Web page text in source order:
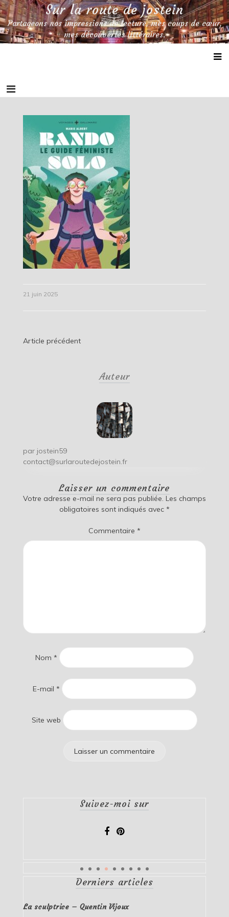
Skip
to
content
Sur la route de jostein
Partageons nos impressions de lecture, mes coups de cœur,
mes découvertes littéraires.
21 juin 2025
Navigation
Article précédent
Auteur
par jostein59
contact@surlaroutedejostein.fr
Laisser un commentaire
Votre adresse e-mail ne sera pas publiée. Les champs
obligatoires sont indiqués avec *
Commentaire *
Nom *
E-mail *
Site web
Suivez-moi sur
Derniers articles
La sculptrice – Quentin Vijoux